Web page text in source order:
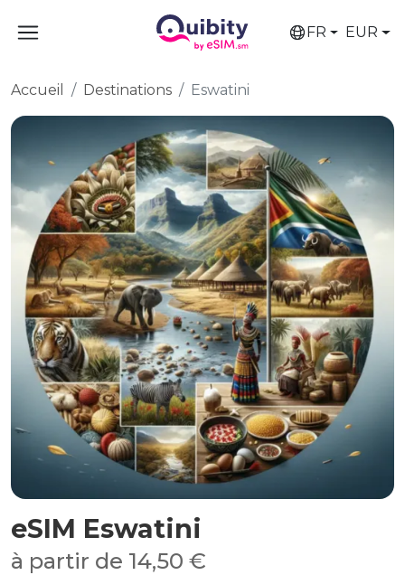
FR EUR
Accueil Destinations Eswatini
eSIM Eswatini
à partir de 14,50 €